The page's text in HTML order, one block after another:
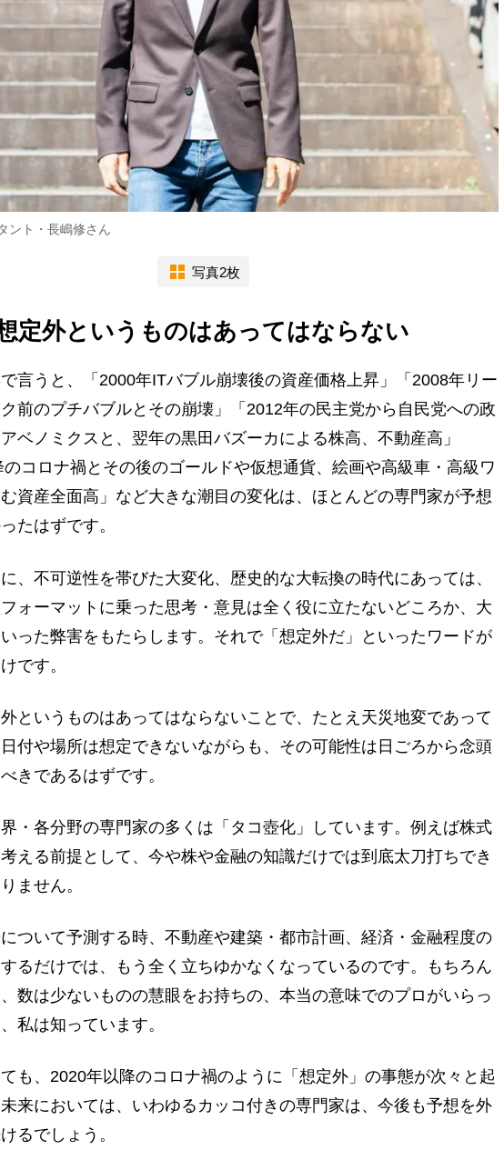
ント・長嶋修さん
写真2枚
定外というものはあってはならない
言うと、「2000年ITバブル崩壊後の資産価格上昇」「2008年リー
前のプチバブルとその崩壊」「2012年の民主党から自民党への政
ベノミクスと、翌年の黒田バズーカによる株高、不動産高」
のコロナ禍とその後のゴールドや仮想通貨、絵画や高級車・高級ワ
資産全面高」など大きな潮目の変化は、ほとんどの専門家が予想
たはずです。
、不可逆性を帯びた大変化、歴史的な大転換の時代にあっては、
ォーマットに乗った思考・意見は全く役に立たないどころか、大
った弊害をもたらします。それで「想定外だ」といったワードが
です。
というものはあってはならないことで、たとえ天災地変であって
付や場所は想定できないながらも、その可能性は日ごろから念頭
きであるはずです。
・各分野の専門家の多くは「タコ壺化」しています。例えば株式
える前提として、今や株や金融の知識だけでは到底太刀打ちでき
ません。
ついて予測する時、不動産や建築・都市計画、経済・金融程度の
るだけでは、もう全く立ちゆかなくなっているのです。もちろん
数は少ないものの慧眼をお持ちの、本当の意味でのプロがいらっ
私は知っています。
も、2020年以降のコロナ禍のように「想定外」の事態が次々と起
来においては、いわゆるカッコ付きの専門家は、今後も予想を外
るでしょう。